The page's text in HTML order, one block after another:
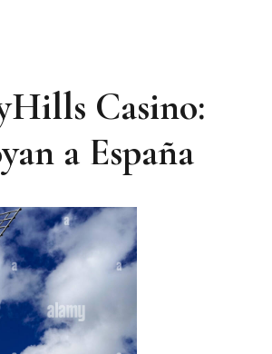
Casino:
a España